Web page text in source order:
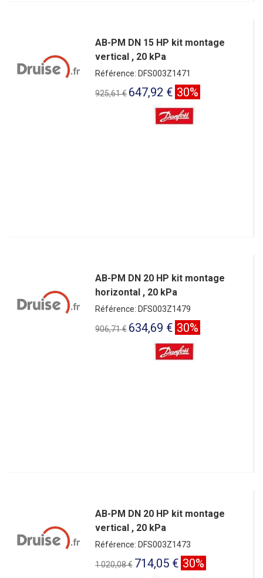
AB-PM DN 15 HP kit montage
vertical , 20 kPa
Référence: DFS003Z1471
925,61 € 647,92 € 30%
AB-PM DN 20 HP kit montage
horizontal , 20 kPa
Référence: DFS003Z1479
906,71 € 634,69 € 30%
AB-PM DN 20 HP kit montage
vertical , 20 kPa
Référence: DFS003Z1473
1 020,08 € 714,05 € 30%